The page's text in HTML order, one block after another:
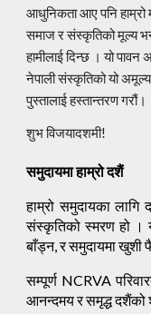
आधुनिकता आए पनि हाम्रो
समाज र संस्कृतिको मूल्य
हामीलाई दिन्छ । यो
नेपाली संस्कृतिको यो अमूल्य
पुस्तालाई हस्तान्तरण गरौं।
शुभ विजयादशमी!
समुदायमा हाम्रो दशैं
हाम्रो समुदायका
संस्कृतिको स्मरण हो ।
बाँड्न, र समुदायमा खुशी
सम्पूर्ण NCRVA
आनन्दमय र समृद्ध दशैंको